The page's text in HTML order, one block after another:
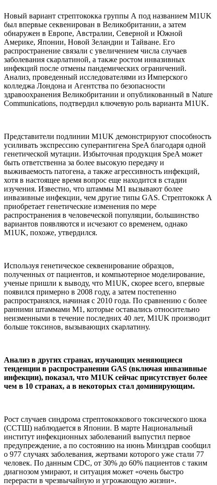
Новый вариант стрептококка группы А под названием M1UK
был впервые секвенирован в Великобритании, а затем
обнаружен в Европе, Австралии, Северной и Южной
Америке, Японии, Новой Зеландии и Тайване. Его
распространение связали с увеличением числа случаев
заболевания скарлатиной, а также ростом инвазивных
инфекций после отмены пандемических ограничений.
Анализ, проведенный исследователями из Имперского
колледжа Лондона и Агентства по безопасности
здравоохранения Великобритании и опубликованный в Nature
Communications, подтвердил ключевую роль варианта M1UK.
Представители подлинии M1UK демонстрируют способность
усиливать экспрессию суперантигена SpeA благодаря одной
генетической мутации. Избыточная продукция SpeA может
быть ответственна за более высокую передачу и
выживаемость патогена, а также агрессивность инфекций,
хотя в настоящее время вопрос еще находится в стадии
изучения. Известно, что штаммы M1 вызывают более
инвазивные инфекции, чем другие типы GAS. Стрептококк А
приобретает генетические изменения по мере
распространения в человеческой популяции, большинство
вариантов появляются и исчезают со временем, однако
M1UK, похоже, утвердился.
Используя генетическое секвенирование образцов,
полученных от пациентов, и компьютерное моделирование,
ученые пришли к выводу, что M1UK, скорее всего, впервые
появился примерно в 2008 году, а затем постепенно
распространялся, начиная с 2010 года. По сравнению с более
ранними штаммами M1, которые оставались относительно
неизменными в течение последних 40 лет, M1UK производит
больше токсинов, вызывающих скарлатину.
Анализ в других странах, изучающих меняющиеся
тенденции в распространении GAS (включая инвазивные
инфекции), показал, что M1UK сейчас присутствует более
чем в 10 странах, а в некоторых стал доминирующим.
Рост случаев синдрома стрептококкового токсического шока
(ССТШ) наблюдается в Японии. В марте Национальный
институт инфекционных заболеваний выпустил первое
предупреждение, а по состоянию на июнь Минздрав сообщил
о 977 случаях заболевания, жертвами которого уже стали 77
человек. По данным CDC, от 30% до 60% пациентов с таким
диагнозом умирают, и ситуация может «очень быстро
перерасти в чрезвычайную и угрожающую жизни».